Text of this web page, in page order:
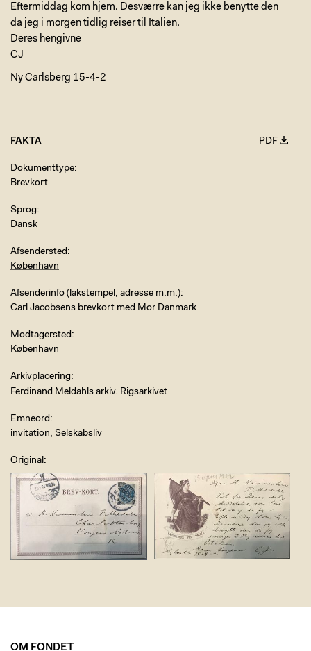
Eftermiddag kom hjem. Desværre kan jeg ikke benytte den
da jeg i morgen tidlig reiser til Italien.
Deres hengivne
CJ
Ny Carlsberg 15-4-2
FAKTA PDF
Dokumenttype
Brevkort
Sprog
Dansk
Afsendersted
København
Afsenderinfo (lakstempel, adresse m.m.)
Carl Jacobsens brevkort med Mor Danmark
Modtagersted
København
Arkivplacering
Ferdinand Meldahls arkiv. Rigsarkivet
Emneord
invitation, Selskabsliv
Original
OM FONDET